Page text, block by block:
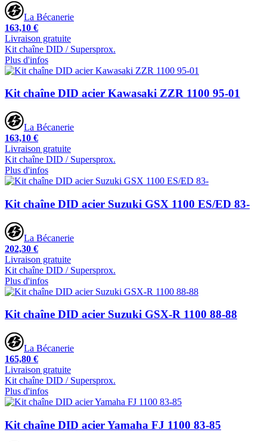
La Bécanerie
163,10 €
Livraison gratuite
Kit chaîne DID / Supersprox.
Plus d'infos
Kit chaîne DID acier Kawasaki ZZR 1100 95-01
La Bécanerie
163,10 €
Livraison gratuite
Kit chaîne DID / Supersprox.
Plus d'infos
Kit chaîne DID acier Suzuki GSX 1100 ES/ED 83-
La Bécanerie
202,30 €
Livraison gratuite
Kit chaîne DID / Supersprox.
Plus d'infos
Kit chaîne DID acier Suzuki GSX-R 1100 88-88
La Bécanerie
165,80 €
Livraison gratuite
Kit chaîne DID / Supersprox.
Plus d'infos
Kit chaîne DID acier Yamaha FJ 1100 83-85